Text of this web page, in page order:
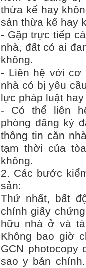
thừa kế hay
sản thừa kế hay
- Gặp trực tiếp
nhà, đất có ai
không.
- Liên hệ với cơ
nhà có bị yêu
lực pháp luật
- Có thể liên
phòng đăng ký
thông tin căn
tạm thời của
không.
2. Các bước
sản:
Thứ nhất, bất
chính giấy
hữu nhà ở và
Không bao giờ
GCN
sao y bản